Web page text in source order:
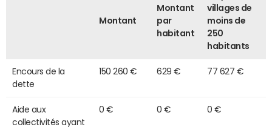
Montant
Montant
par
habitant
villages de
moins de
250
habitants
Encours de la
dette
150 260 € 629 € 77 627 €
Aide aux
collectivités ayant
0 € 0 € 0 €